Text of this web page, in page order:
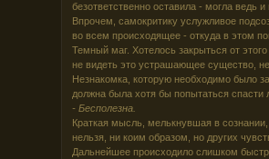
безответственно оставила - могла ведь
Впрочем, самокритику услужливое
во всем происходящее - откуда в этом
Темный маг. Хотелось закрыться от
не видеть это устрашающее существо,
Незнакомка, которую необходимо было
должна была хотя бы попытаться
- Бесполезна.
Краткая мысль, мелькнувшая в
нельзя, ни коим образом, но других
Дальнейшее происходило слишком